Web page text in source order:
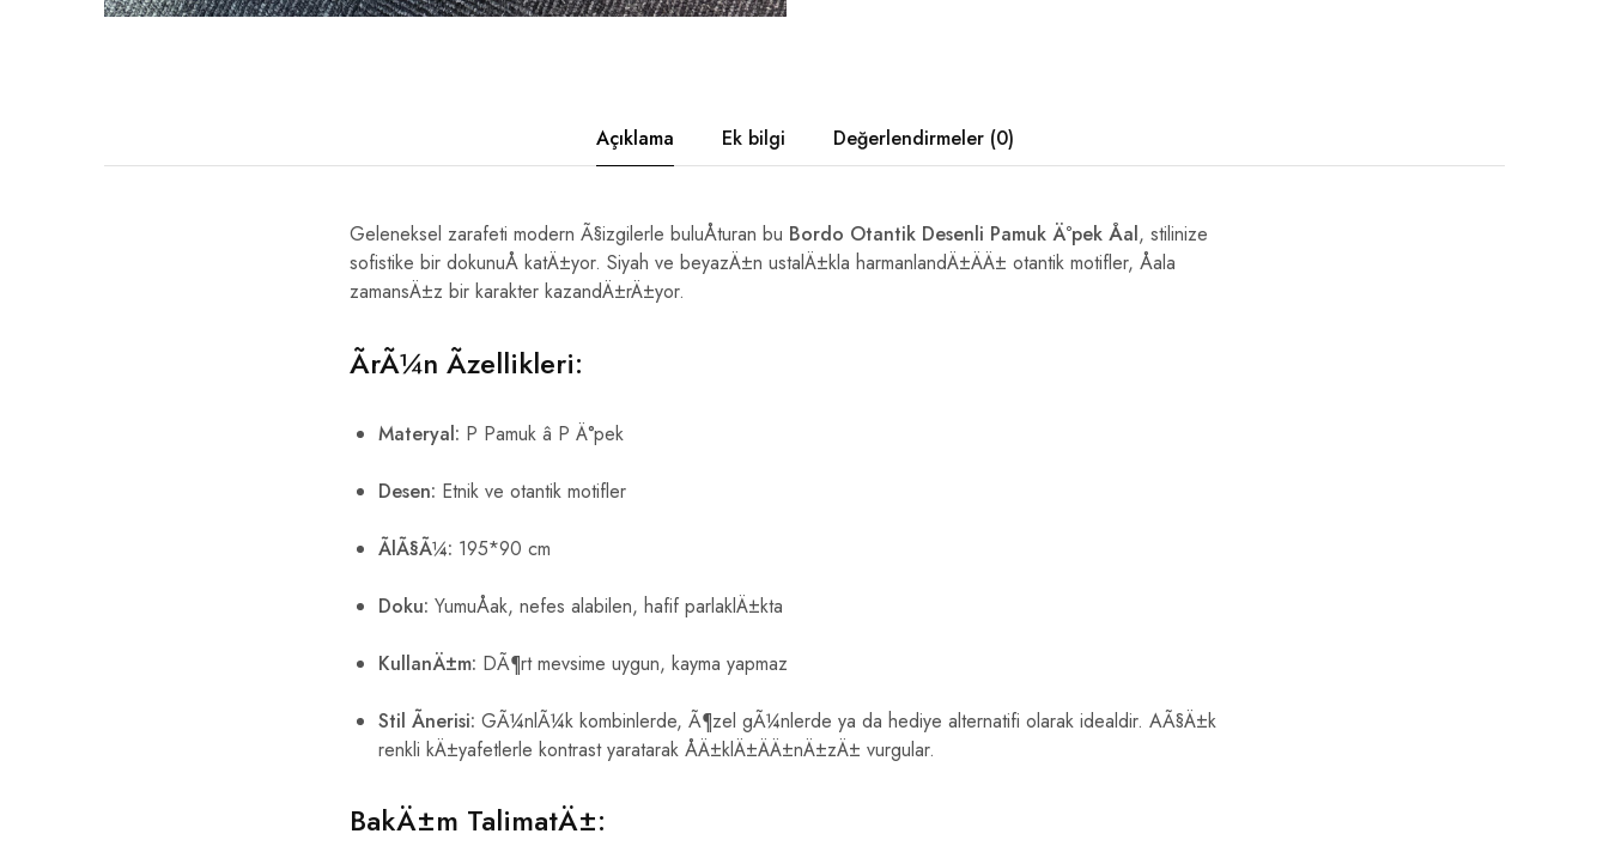
Açıklama Ek bilgi Değerlendirmeler (0)
Geleneksel zarafeti modern Ã§izgilerle buluÅturan bu Bordo Otantik Desenli Pamuk Ä°pek Åal, stilinize
sofistike bir dokunuÅ katÄ±yor. Siyah ve beyazÄ±n ustalÄ±kla harmanlandÄ±ÄÄ± otantik motifler, Åala
zamansÄ±z bir karakter kazandÄ±rÄ±yor.
ÃrÃ¼n Ãzellikleri:
Materyal: P Pamuk â P Ä°pek
Desen: Etnik ve otantik motifler
ÃlÃ§Ã¼: 195*90 cm
Doku: YumuÅak, nefes alabilen, hafif parlaklÄ±kta
KullanÄ±m: DÃ¶rt mevsime uygun, kayma yapmaz
Stil Ãnerisi: GÃ¼nlÃ¼k kombinlerde, Ã¶zel gÃ¼nlerde ya da hediye alternatifi olarak idealdir. AÃ§Ä±k
renkli kÄ±yafetlerle kontrast yaratarak ÅÄ±klÄ±ÄÄ±nÄ±zÄ± vurgular.
BakÄ±m TalimatÄ±: